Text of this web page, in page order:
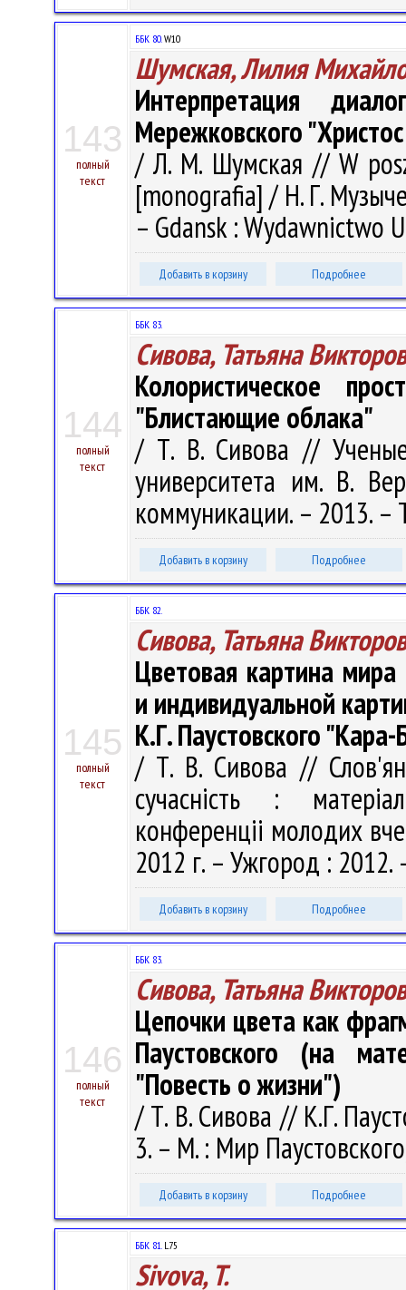
143
полный
текст
ББК 80.W10
Шумская, Лилия
Интерпретация
Мережковского
/ Л. М. Шумская // W
[monografia] / Н. Г.
– Gdansk : Wydawnictwo
Добавить в корзину Подробнее
144
полный
текст
ББК 83.
Сивова, Татьяна
Колористическое
"Блистающие облака"
/ Т. В. Сивова // Ученые
университета им. В.
коммуникации. – 2013.
Добавить в корзину Подробнее
145
полный
текст
ББК 82.
Сивова, Татьяна
Цветовая картина
и индивидуальной
К.Г. Паустовского "Кара-
/ Т. В. Сивова //
сучасність :
конференціі молодих
2012 г. – Ужгород :
Добавить в корзину Подробнее
146
полный
текст
ББК 83.
Сивова, Татьяна
Цепочки цвета как
Паустовского (на
"Повесть о жизни")
/ Т. В. Сивова // К.Г.
3. – М. : Мир
Добавить в корзину Подробнее
ББК 81.L75
Sivova, T.